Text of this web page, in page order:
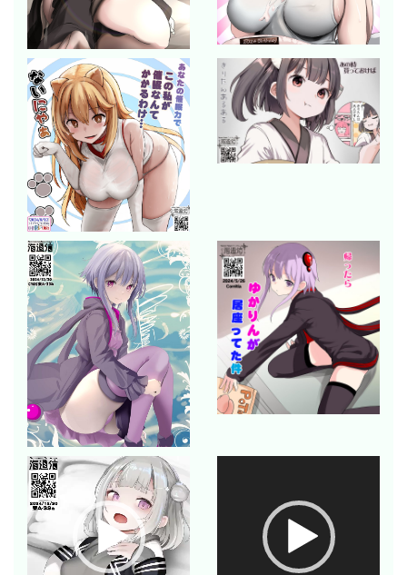
動
画
プ
レ
ー
ヤ